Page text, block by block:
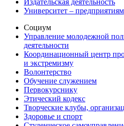
Издательская деятельность
Университет – предприятиям
Социум
Управление молодежной
деятельности
Координационный центр
и экстремизму
Волонтерство
Обучение служением
Первокурснику
Этический кодекс
Творческие клубы,
Здоровье и спорт